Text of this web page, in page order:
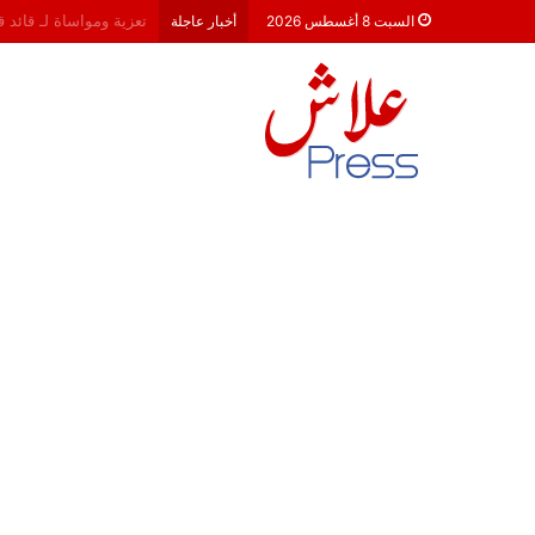
السبت 8 أغسطس 2026 أخبار عاجلة هشام جناح: من تألق